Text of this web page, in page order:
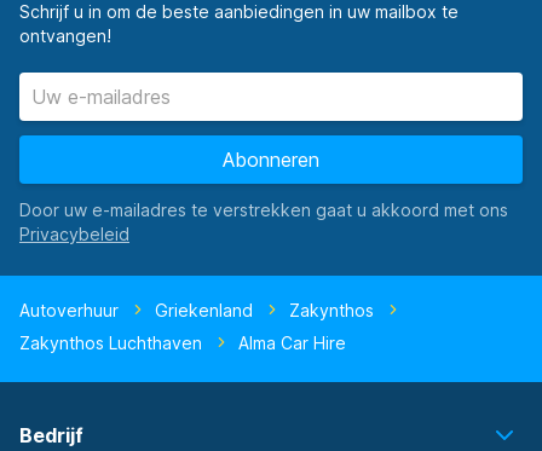
Schrijf u in om de beste aanbiedingen in uw mailbox te
ontvangen!
Abonneren
Door uw e-mailadres te verstrekken gaat u akkoord met ons
Autoverhuur Griekenland
Zakynthos
Zakynthos Luchthaven
Alma Car Hire
Bedrijf